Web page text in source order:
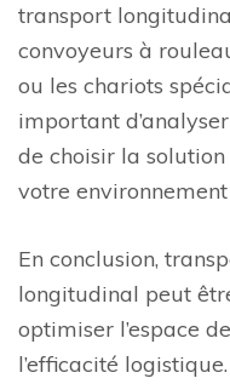
transport
convoyeurs à
ou les chariots
important
de choisir la
votre
En conclusion,
longitudinal peut
optimiser l’espace
l’efficacité